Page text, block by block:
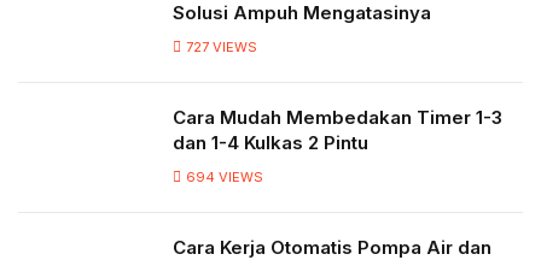
Solusi Ampuh Mengatasinya
727 VIEWS
Cara Mudah Membedakan Timer 1-3
dan 1-4 Kulkas 2 Pintu
694 VIEWS
Cara Kerja Otomatis Pompa Air dan